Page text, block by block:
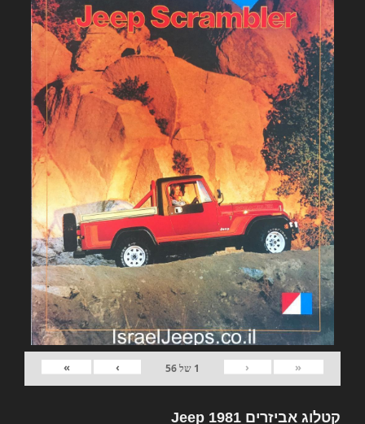
«
‹
1 של56
›
»
קטלוג אביזרים 1981 Jeep